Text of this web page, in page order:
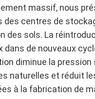
massif, nous
des centres de
des sols. La
dans de nouveaux
diminue la pression
naturelles et réduit
à la fabrication de